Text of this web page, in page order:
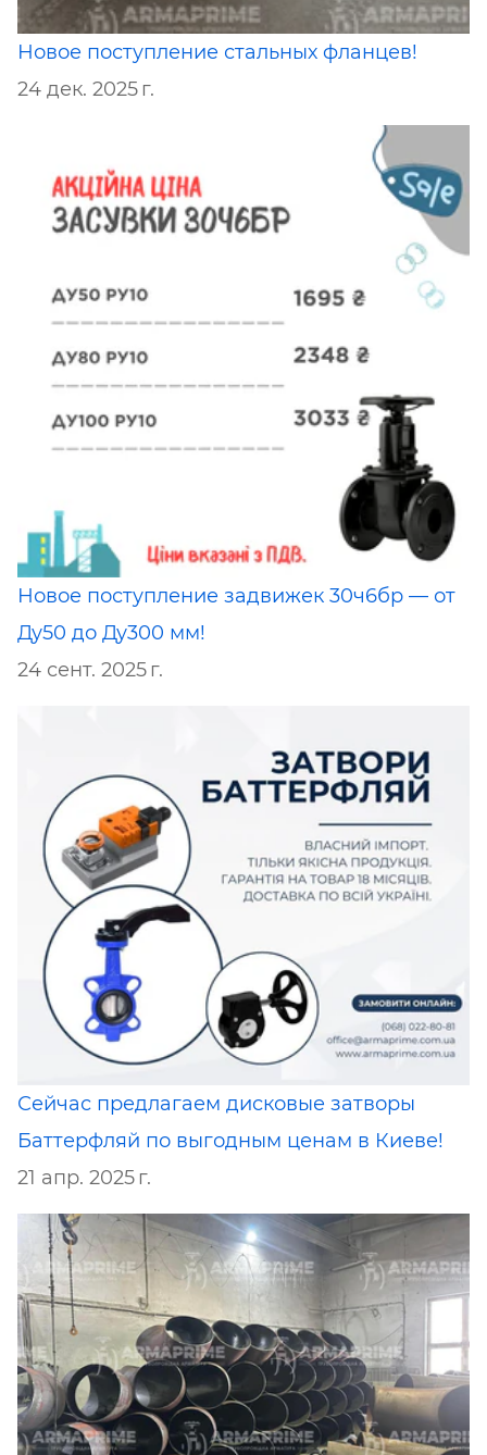
Новое поступление стальных фланцев!
24 дек. 2025 г.
Новое поступление задвижек 30ч6бр — от
Ду50 до Ду300 мм!
24 сент. 2025 г.
Сейчас предлагаем дисковые затворы
Баттерфляй по выгодным ценам в Киеве!
21 апр. 2025 г.